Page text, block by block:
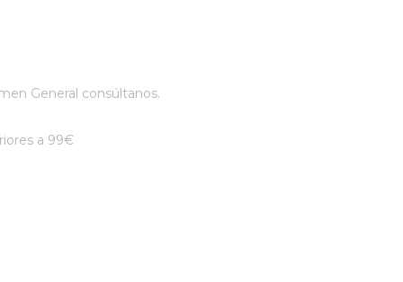
General consúltanos.
a 99€